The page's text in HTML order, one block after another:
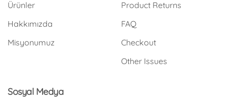
Ürünler
Hakkımızda
Misyonumuz
Product Returns
FAQ
Checkout
Other Issues
Sosyal Medya